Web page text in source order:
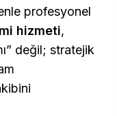
profesyonel
hizmeti,
değil; stratejik